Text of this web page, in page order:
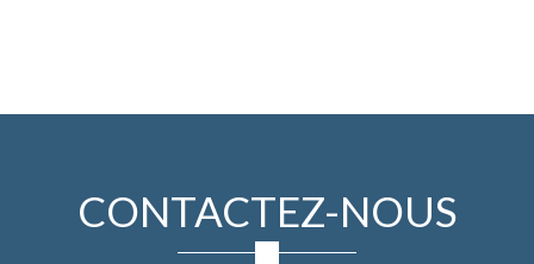
CONTACTEZ-NOUS